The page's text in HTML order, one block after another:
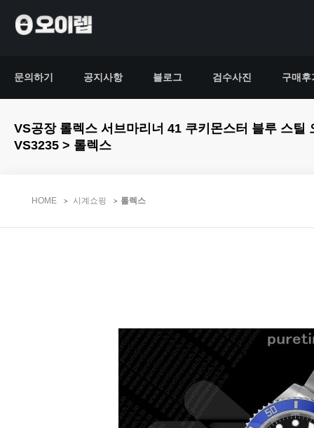
문의하기 공지사항 블로그 검수사진 구매후
VS공장 롤렉스 서브마리너 41 쿠키몬스터 블루 스
VS3235 > 롤렉스
HOME 시계쇼핑 롤렉스